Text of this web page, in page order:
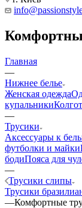
Главная
—
Нижнее белье
Женская одежда
купальники
—
Трусики
Аксессуары к
футболки и майки
бодиПояса для
—
Трусики слипы
Трусики
—Комфортные